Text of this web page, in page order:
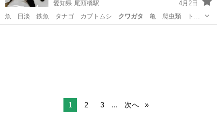
愛知県 尾頭橋駅
4月2日
魚 日淡 鉄魚 タナゴ カブトムシ クワガタ
亀 爬虫類 トカ
ゲ 海水魚 熱帯魚…
1 2 3 ... 次へ